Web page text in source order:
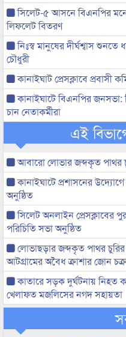
সিলেট-৫ আসনে বিএনপির
লিফলেট বিতরণ
নিঃস্ব মানুষের দীর্ঘশ্বাস
চৌধুরী
কানাইঘাট প্রেসক্লাবে প্রবাসী
কানাইঘাটে বিএনপির জনসভা:
চান নেতাকর্মীরা
এই
আবারো লোভার জব্দকৃত পাথর
কানাইঘাটে প্রশাসনের
অনুষ্ঠিত
সিলেট অনলাইন প্রেসক্লাবের
পরিচিতি সভা অনুষ্ঠিত
লোভাছড়ার জব্দকৃত পাথর
আটগ্রামের অবৈধ ক্রাশার জোন চক্র
কাতারে সড়ক দুর্ঘটনায় নিহত
খেলাফত মজলিসের নগদ সহায়তা